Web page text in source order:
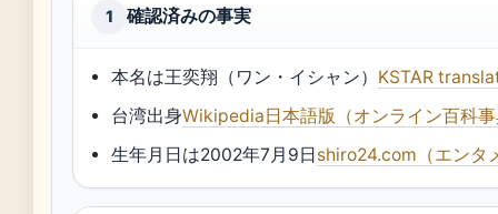
1 確認済みの事実
本名は王奕翔（ワン・イシャン） KSTAR
台湾出身Wikipedia日本語版（オンライン百科
生年月日は2002年7月9日shiro24.com（エンタ